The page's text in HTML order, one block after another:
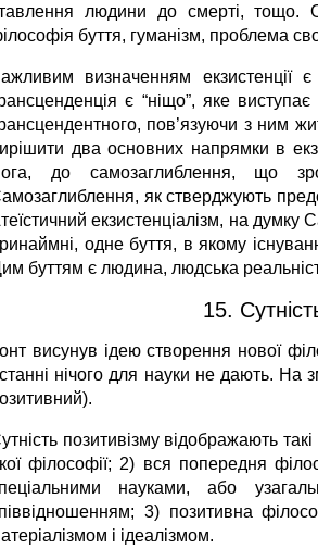
людини до смерті, тощо.
буття, гуманізм, проблема
визначенням
є “ніщо”, яке
пов’язуючи з ним
два основних напрямки в
до самозаглиблення, що
як стверджують
екзистенціалізм, на
одне буття, в якому
буттям є людина, людська
15.
висунув ідею створення нової
нічого для науки не дають. На
позитивізму відображають
філософії; 2) вся попередня
науками, або
3) позитивна
і ідеалізмом.